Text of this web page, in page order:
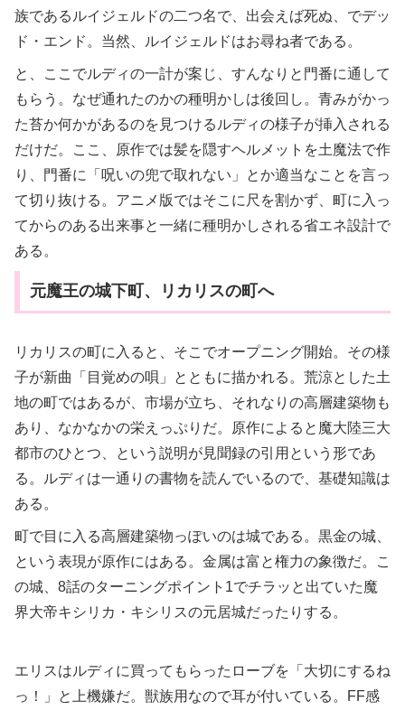
族であるルイジェルドの二つ名で、出会えば死ぬ、でデッ
ド・エンド。当然、ルイジェルドはお尋ね者である。
と、ここでルディの一計が案じ、すんなりと門番に通して
もらう。なぜ通れたのかの種明かしは後回し。青みがかっ
た苔か何かがあるのを見つけるルディの様子が挿入される
だけだ。ここ、原作では髪を隠すヘルメットを土魔法で作
り、門番に「呪いの兜で取れない」とか適当なことを言っ
て切り抜ける。アニメ版ではそこに尺を割かず、町に入っ
てからのある出来事と一緒に種明かしされる省エネ設計で
ある。
元魔王の城下町、リカリスの町へ
リカリスの町に入ると、そこでオープニング開始。その様
子が新曲「目覚めの唄」とともに描かれる。荒涼とした土
地の町ではあるが、市場が立ち、それなりの高層建築物も
あり、なかなかの栄えっぷりだ。原作によると魔大陸三大
都市のひとつ、という説明が見聞録の引用という形であ
る。ルディは一通りの書物を読んでいるので、基礎知識は
ある。
町で目に入る高層建築物っぽいのは城である。黒金の城、
という表現が原作にはある。金属は富と権力の象徴だ。こ
の城、8話のターニングポイント1でチラッと出ていた魔
界大帝キシリカ・キシリスの元居城だったりする。
エリスはルディに買ってもらったローブを「大切にするね
っ！」と上機嫌だ。獣族用なので耳が付いている。FF感